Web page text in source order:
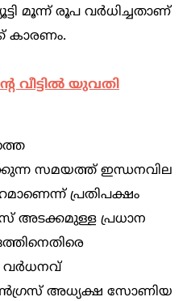
മൂന്ന് രൂപ വര്‍ധിച്ചതാണ്
കാരണം.
വീട്ടില്‍ യുവതി
സമയത്ത് ഇന്ധനവില
പ്രതിപക്ഷം
അടക്കമുള്ള പ്രധാന
വര്‍ധനവ്
അധ്യക്ഷ സോണിയ